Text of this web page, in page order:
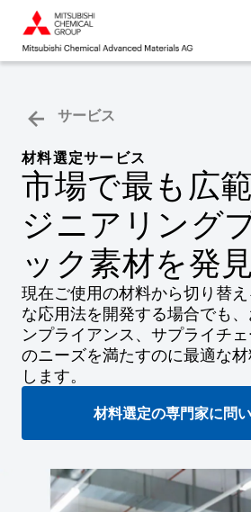
サービス
材料選定サービス
市場で最も広
ジニアリング
ック素材を発
現在ご使用の材料から切り替
な応用法を開発する場合でも
ンプライアンス、サプライチ
のニーズを満たすのに最適な
します。
材料選定の専門家に問